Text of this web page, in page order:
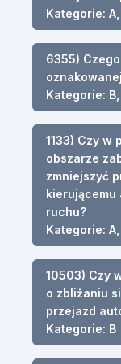
Kategorie: A,
6355)
Kategorie: B,
1133) Czy w
obszarze
zmniejszyć
kierującemu
ruchu?
Kategorie: A,
10503) Czy
o zbliżaniu
przejazd
Kategorie: B